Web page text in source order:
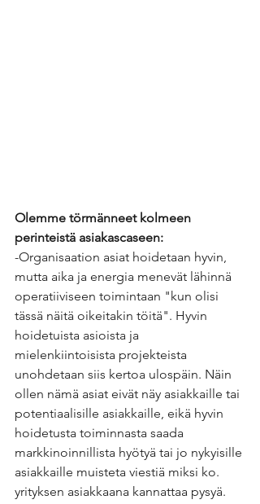
Olemme törmänneet kolmeen
perinteistä asiakascaseen:
-Organisaation asiat hoidetaan hyvin,
mutta aika ja energia menevät lähinnä
operatiiviseen toimintaan "kun olisi
tässä näitä oikeitakin töitä". Hyvin
hoidetuista asioista ja
mielenkiintoisista projekteista
unohdetaan siis kertoa ulospäin. Näin
ollen nämä asiat eivät näy asiakkaille tai
potentiaalisille asiakkaille, eikä hyvin
hoidetusta toiminnasta saada
markkinoinnillista hyötyä tai jo nykyisille
asiakkaille muisteta viestiä miksi ko.
yrityksen asiakkaana kannattaa pysyä.